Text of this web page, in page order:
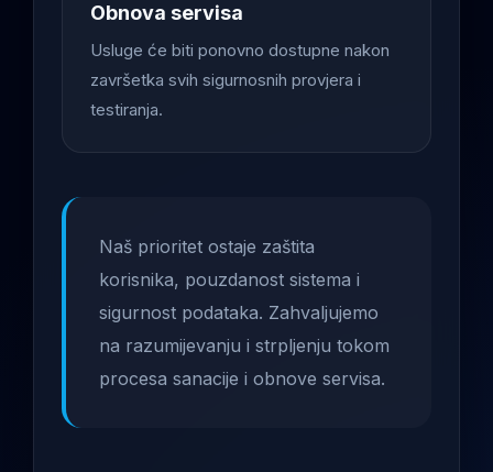
Obnova servisa
Usluge će biti ponovno dostupne nakon
završetka svih sigurnosnih provjera i
testiranja.
Naš prioritet ostaje zaštita
korisnika, pouzdanost sistema i
sigurnost podataka. Zahvaljujemo
na razumijevanju i strpljenju tokom
procesa sanacije i obnove servisa.